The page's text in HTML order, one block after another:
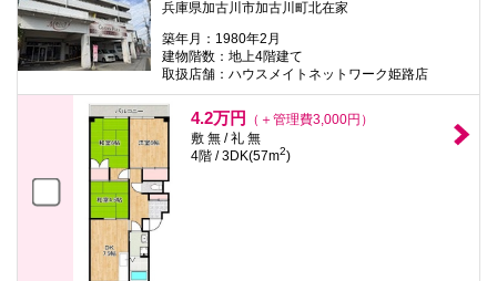
兵庫県加古川市加古川町北在家
築年月：1980年2月
建物階数：地上4階建て
取扱店舗：ハウスメイトネットワーク姫路店
4.2万円
（＋管理費3,000円）
敷 無 / 礼 無
4階 / 3DK(57m2)